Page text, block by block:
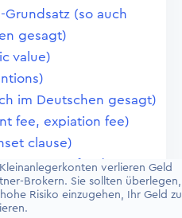
Grundsatz (so auch
gesagt)
value)
im Deutschen gesagt)
fee, expiation fee)
clause)
UTIC-fund)
Evaluation Process,
gesagt)
verlieren Geld
Brokern. Sie sollten überlegen,
Risiko einzugehen, Ihr Geld zu